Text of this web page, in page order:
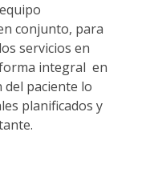
conjunto, para
servicios en
integral en
del paciente lo
planificados y